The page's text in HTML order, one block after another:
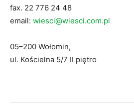
fax. 22 776 24 48
email: wiesci@wiesci.com.pl
05–200 Wołomin,
ul. Kościelna 5/7 II piętro